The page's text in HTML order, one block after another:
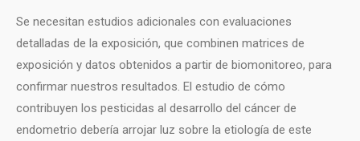
Se necesitan estudios adicionales con evaluaciones
detalladas de la exposición, que combinen matrices de
exposición y datos obtenidos a partir de biomonitoreo, para
confirmar nuestros resultados. El estudio de cómo
contribuyen los pesticidas al desarrollo del cáncer de
endometrio debería arrojar luz sobre la etiología de este